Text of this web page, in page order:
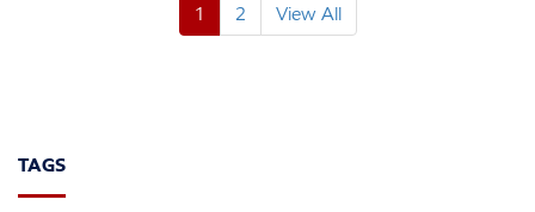
1 2 View All
TAGS